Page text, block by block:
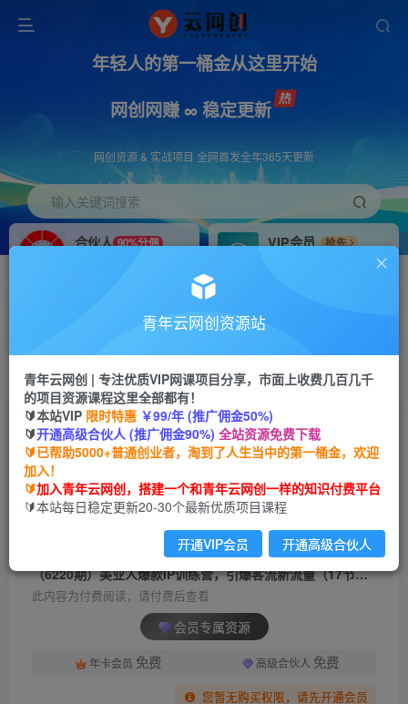
年轻人的第一桶金从这里开始
网创网赚 ∞ 稳定更新
网创资源 & 实战项目 全网首发全年365天更新
输入关键词搜索
合伙人 90%分佣
VIP会员
抢先
搭建同款网站，自己当老板
首页 创业课程 会员专属 正文
（6220期）美业人爆款IP训练营，引爆客流新流
量（17节视频课）
青年云网创
2年前发布
关注 私信
（6220期）美业人爆款IP训练营，引爆客流新流量（17节视频课）
此内容为付费阅读，请付费后查看
会员专属资源
年卡会员 免费 高级合伙人 免费
您暂无购买权限，请先开通会员
青年云网创资源站
青年云网创 | 专注优质VIP网课项目分享，市面上收费几百几千
的项目资源课程这里全部都有！
🔰本站VIP 限时特惠 ￥99/年 (推广佣金50%)
🔰开通高级合伙人 (推广佣金90%) 全站资源免费下载
🔰已帮助5000+普通创业者，淘到了人生当中的第一桶金，欢迎
加入！
🔰加入青年云网创，搭建一个和青年云网创一样的知识付费平台
🔰本站每日稳定更新20-30个最新优质项目课程
开通VIP会员 开通高级合伙人